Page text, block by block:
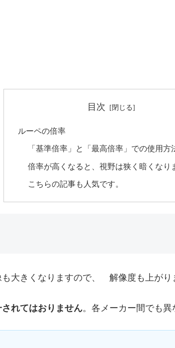
目次
ルーペの倍率
「基準倍率」と「最高倍率」での使用方
倍率が高くなると、視野は狭く暗くなり
こちらの記事も人気です。
大きくなりますので、 解像度も上がり
れてはおりません。各メーカー間でも異